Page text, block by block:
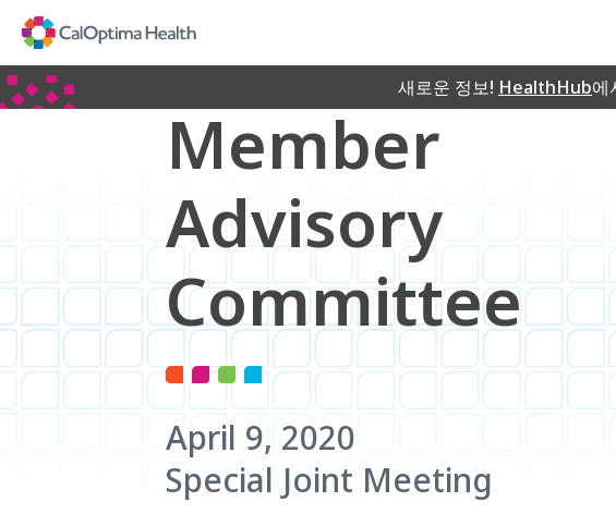
Content
새로운 정보! HealthHub에
Member
Advisory
Committee
April 9, 2020
Special Joint Meeting